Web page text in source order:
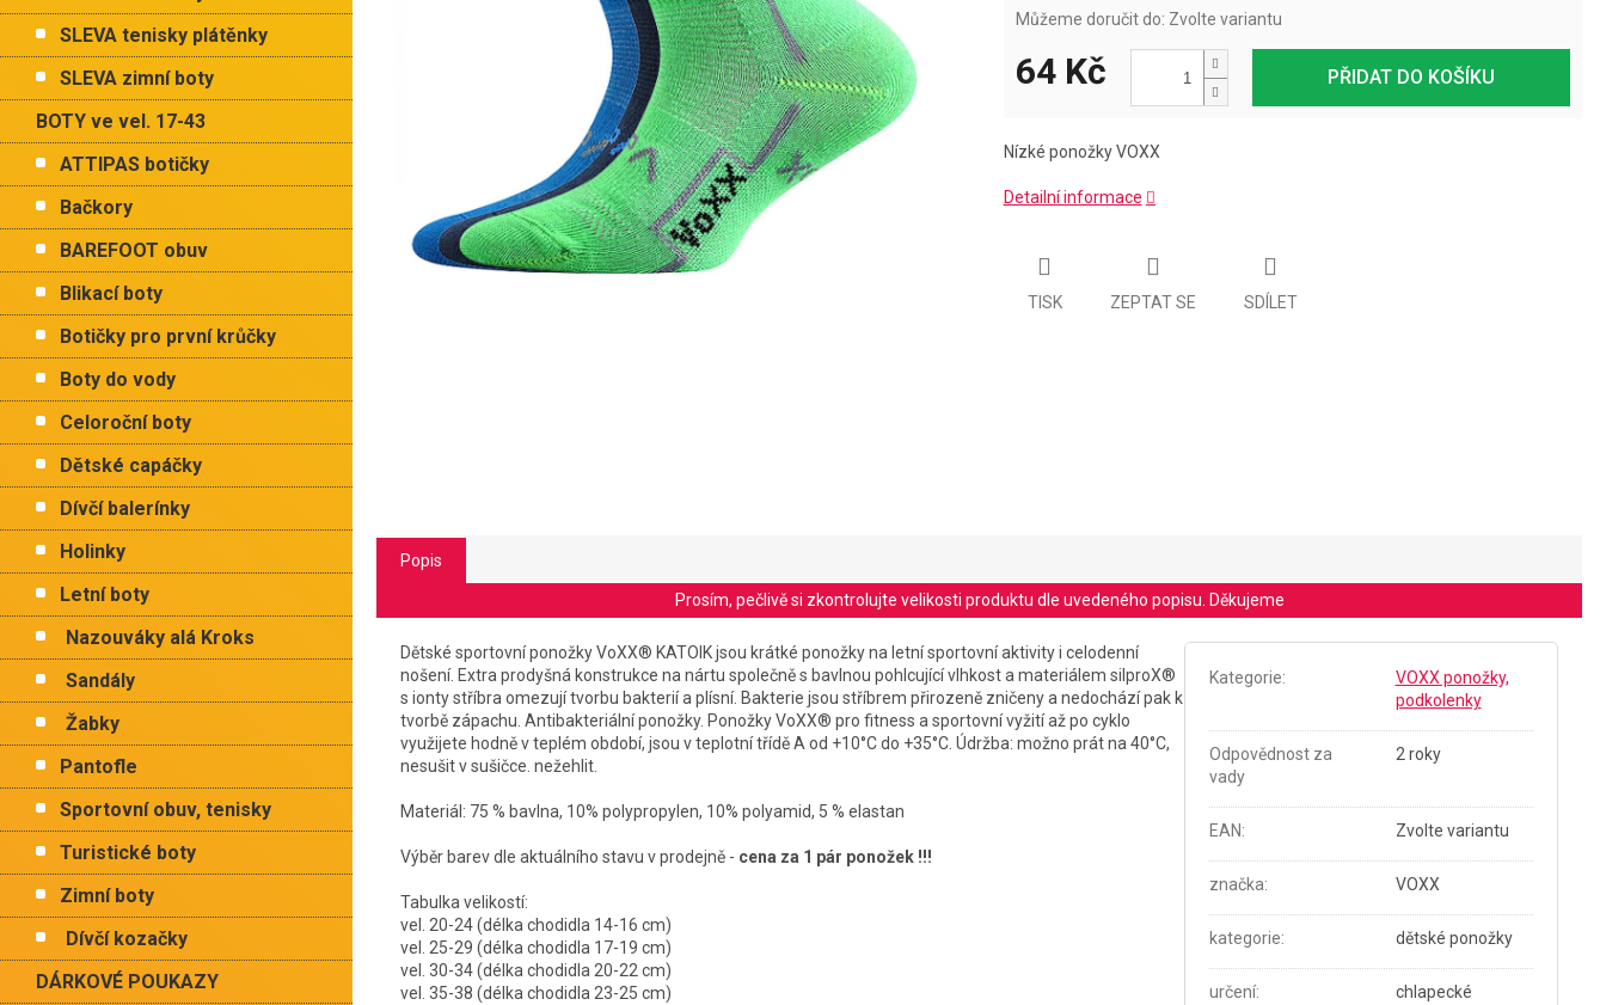
n
l
SLEVA tenisky plátěnky
SLEVA zimní boty
BOTY ve vel. 17-43
ATTIPAS botičky
Bačkory
BAREFOOT obuv
Blikací boty
Botičky pro první krůčky
Boty do vody
Celoroční boty
Dětské capáčky
Dívčí balerínky
Holinky
Letní boty
Nazouváky alá Kroks
Sandály
Žabky
Pantofle
Sportovní obuv, tenisky
Turistické boty
Zimní boty
Dívčí kozačky
DÁRKOVÉ POUKAZY
Můžeme doručit do: Zvolte variantu
PŘIDAT DO KOŠÍKU
64 Kč
Nízké ponožky VOXX
Detailní informace
TISK ZEPTAT SE SDÍLET
Popis
Prosím, pečlivě si zkontrolujte velikosti produktu dle uvedeného popisu. Děkujeme
Dětské sportovní ponožky VoXX® KATOIK jsou krátké ponožky na letní sportovní aktivity i celodenní
nošení. Extra prodyšná konstrukce na nártu společně s bavlnou pohlcující vlhkost a materiálem silproX®
s ionty stříbra omezují tvorbu bakterií a plísní. Bakterie jsou stříbrem přirozeně zničeny a nedochází pak k
tvorbě zápachu. Antibakteriální ponožky. Ponožky VoXX® pro fitness a sportovní vyžití až po cyklo
využijete hodně v teplém období, jsou v teplotní třídě A od +10°C do +35°C. Údržba: možno prát na 40°C,
nesušit v sušičce. nežehlit.
Materiál: 75 % bavlna, 10% polypropylen, 10% polyamid, 5 % elastan
Výběr barev dle aktuálního stavu v prodejně - cena za 1 pár ponožek !!!
Tabulka velikostí:
vel. 20-24 (délka chodidla 14-16 cm)
vel. 25-29 (délka chodidla 17-19 cm)
vel. 30-34 (délka chodidla 20-22 cm)
vel. 35-38 (délka chodidla 23-25 cm)
Kategorie:
VOXX ponožky,
podkolenky
Odpovědnost za
vady
2 roky
EAN: Zvolte variantu
značka: VOXX
kategorie: dětské ponožky
určení: chlapecké